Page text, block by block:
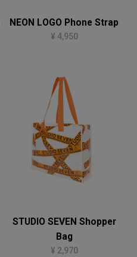
NEON LOGO Phone Strap
¥ 4,950
STUDIO SEVEN Shopper
Bag
¥ 2,970